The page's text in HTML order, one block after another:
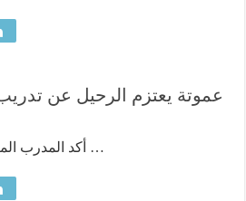
عموتة يعتزم الرحيل عن
أكد المدرب المغربي حسين عموتة …